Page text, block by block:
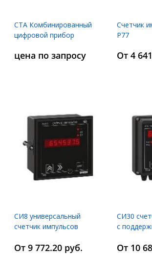
CTA Комбинированный
цифровой прибор
цена по запросу
Счетчик
P77
От 4
СИ8 универсальный
счетчик импульсов
От 9 772.20 руб.
СИ30
с
От 10